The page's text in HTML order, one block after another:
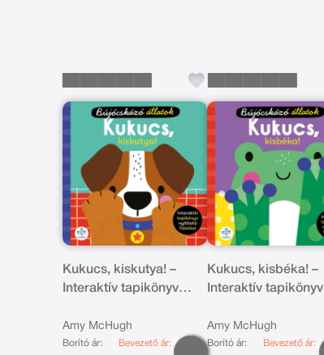
Kukucs, kiskutya! –
Interaktív tapikönyv
Amy McHugh
Borító ár: Bevezető ár:
Kukucs, kisbéka! –
Interaktív tapikönyv
Amy McHugh
Borító ár: Bevezető ár: